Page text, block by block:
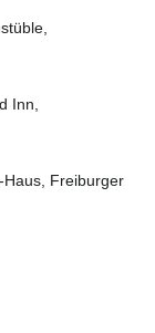
Inn,
Freiburger